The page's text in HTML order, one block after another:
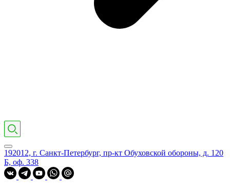
192012, г. Санкт-Петербург, пр-кт Обуховской обороны, д. 120
Б, оф. 338